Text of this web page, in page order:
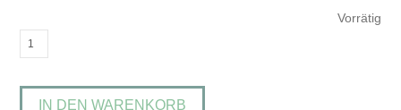
Vorrätig
Hosta
Mouse'Funkie,
IN DEN WARENKORB